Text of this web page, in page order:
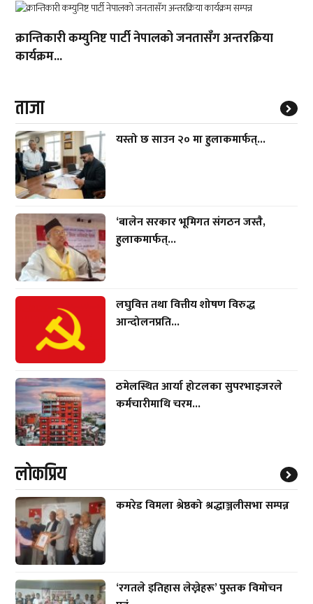
क्रान्तिकारी कम्युनिष्ट पार्टी नेपालको जनतासँग अन्तरक्रिया
कार्यक्रम...
ताजा
यस्तो छ साउन २० मा हुलाकमार्फत्...
‘बालेन सरकार भूमिगत संगठन जस्तै,
हुलाकमार्फत्...
लघुवित्त तथा वित्तीय शोषण विरुद्ध
आन्दोलनप्रति...
ठमेलस्थित आर्या होटलका सुपरभाइजरले
कर्मचारीमाथि चरम...
लाेकप्रिय
कमरेड विमला श्रेष्ठको श्रद्धाञ्जलीसभा सम्पन्न
‘रगतले इतिहास लेख्नेहरू’ पुस्तक विमोचन